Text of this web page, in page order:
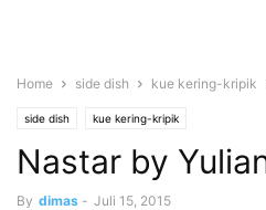
Home side dish kue kering-kripik
side dish kue kering-kripik
Nastar by
By dimas - Juli 15, 2015